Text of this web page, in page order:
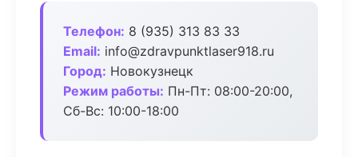
Телефон: 8 (935) 313 83 33
Email: info@zdravpunktlaser918.ru
Город: Новокузнецк
Режим работы: Пн-Пт: 08:00-20:00,
Сб-Вс: 10:00-18:00